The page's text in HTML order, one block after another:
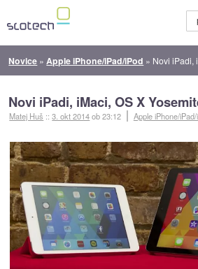
Novice » Apple iPhone/iPad/iPod » Novi iPadi,
Novi iPadi, iMaci, OS X
Matej Huš ::3. okt 2014ob 23:12 Apple iPhone/